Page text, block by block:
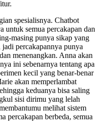
spesialisnya. Chatbot
untuk semua percakapan dan
masing punya sikap yang
percakapannya punya
menenangkan. Anna akan
ini sebenarnya tentang apa
kecil yang benar-benar
akan memperlambat
keduanya bisa saling
sisi dirimu yang lelah
melihat sistem
percakapan berbeda, semua